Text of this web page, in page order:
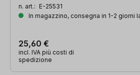
n. art.: E-25531
In magazzino, consegna in 1-2 giorni
25,60 €
incl. IVA più costi di
spedizione